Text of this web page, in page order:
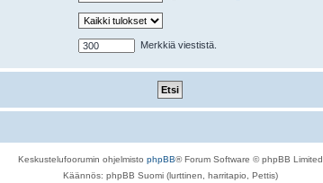
Merkkiä viestistä.
Keskustelufoorumin ohjelmisto phpBB® Forum Software © phpBB Limited
Käännös: phpBB Suomi (lurttinen, harritapio, Pettis)